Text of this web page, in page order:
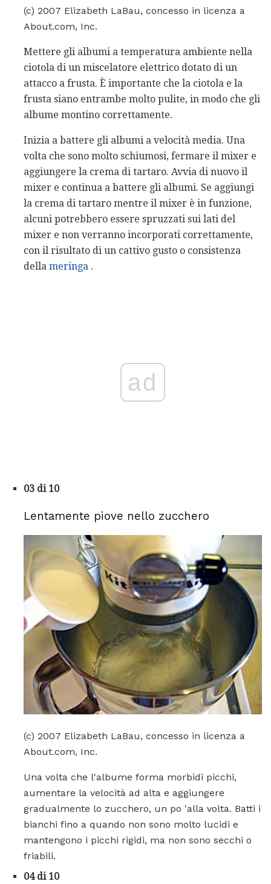
(c) 2007 Elizabeth LaBau, concesso in licenza a
About.com, Inc.
Mettere gli albumi a temperatura ambiente nella
ciotola di un miscelatore elettrico dotato di un
attacco a frusta. È importante che la ciotola e la
frusta siano entrambe molto pulite, in modo che gli
albume montino correttamente.
Inizia a battere gli albumi a velocità media. Una
volta che sono molto schiumosi, fermare il mixer e
aggiungere la crema di tartaro. Avvia di nuovo il
mixer e continua a battere gli albumi. Se aggiungi
la crema di tartaro mentre il mixer è in funzione,
alcuni potrebbero essere spruzzati sui lati del
mixer e non verranno incorporati correttamente,
con il risultato di un cattivo gusto o consistenza
della meringa .
ad
03 di 10
Lentamente piove nello zucchero
(c) 2007 Elizabeth LaBau, concesso in licenza a
About.com, Inc.
Una volta che l'albume forma morbidi picchi,
aumentare la velocità ad alta e aggiungere
gradualmente lo zucchero, un po 'alla volta. Batti i
bianchi fino a quando non sono molto lucidi e
mantengono i picchi rigidi, ma non sono secchi o
friabili.
04 di 10